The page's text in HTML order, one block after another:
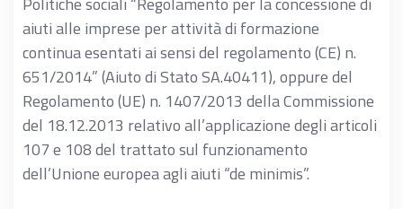
aiuti alle imprese per attività di formazione
continua esentati ai sensi del regolamento (CE) n.
651/2014” (Aiuto di Stato SA.40411), oppure del
Regolamento (UE) n. 1407/2013 della Commissione
del 18.12.2013 relativo all’applicazione degli articoli
107 e 108 del trattato sul funzionamento
dell’Unione europea agli aiuti “de minimis”.